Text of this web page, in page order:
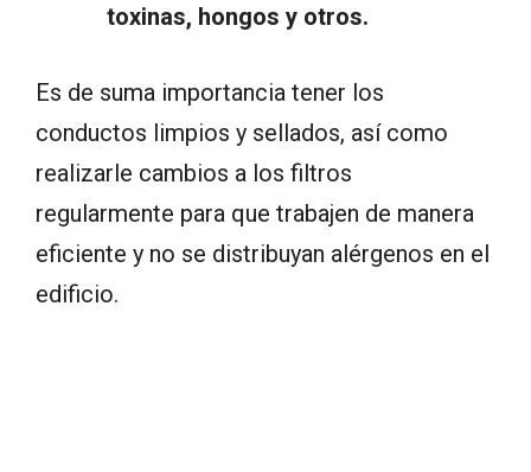
toxinas, hongos y otros.
Es de suma importancia tener los
conductos limpios y sellados, así como
realizarle cambios a los filtros
regularmente para que trabajen de manera
eficiente y no se distribuyan alérgenos en el
edificio.